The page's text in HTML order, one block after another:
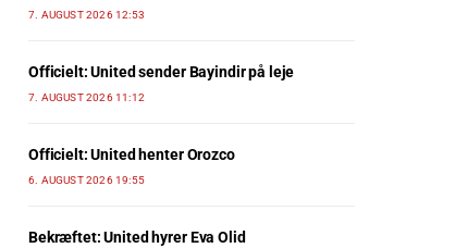
7. AUGUST 2026 12:53
Officielt: United sender Bayindir på leje
7. AUGUST 2026 11:12
Officielt: United henter Orozco
6. AUGUST 2026 19:55
Bekræftet: United hyrer Eva Olid